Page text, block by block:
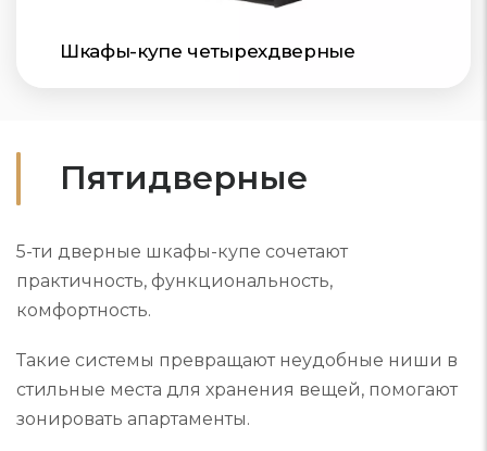
Шкафы-купе четырехдверные
Пятидверные
5-ти дверные шкафы-купе сочетают
практичность, функциональность,
комфортность.
Такие системы превращают неудобные ниши в
стильные места для хранения вещей, помогают
зонировать апартаменты.